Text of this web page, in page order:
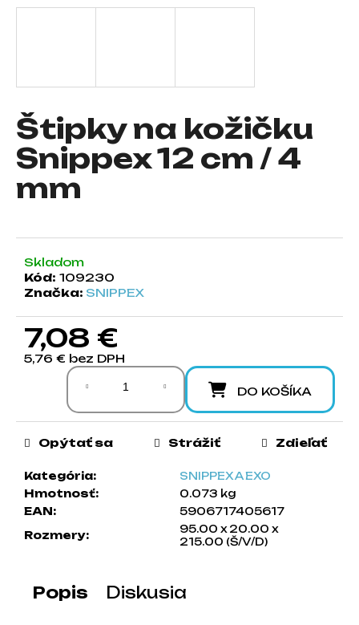
Štipky na kožičku
Snippex 12 cm / 4
mm
Skladom
Kód: 109230
Značka: SNIPPEX
7,08 €
5,76 € bez DPH
Jednotková cena:
DO KOŠÍKA
Kategória:
SNIPPEX A EXO
Hmotnosť:
0.073 kg
EAN:
5906717405617
Rozmery:
95.00 x 20.00 x
215.00 (Š/V/D)
Opýtať sa Strážiť Zdieľať
Popis Diskusia
ť
d
p
r
č